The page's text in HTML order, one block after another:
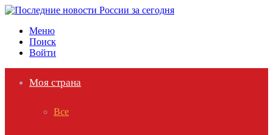
Меню
Поиск
Войти
Моя страна
Все